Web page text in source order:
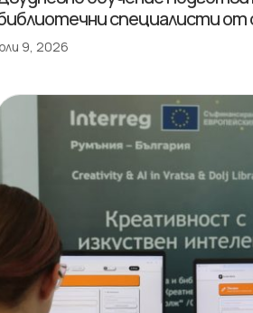
специалисти от
9, 2026